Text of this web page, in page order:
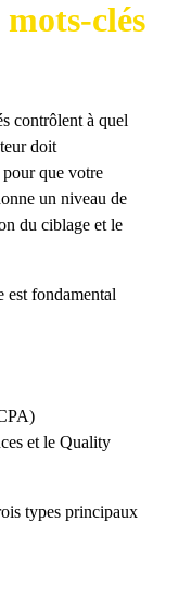
clés
contrôlent à quel
doit
que votre
un niveau de
du ciblage et le
est fondamental
et le Quality
types principaux